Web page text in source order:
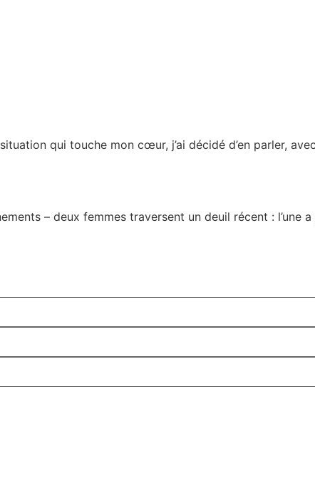
qui touche mon cœur, j’ai décidé d’en parler,
– deux femmes traversent un deuil récent : l’une